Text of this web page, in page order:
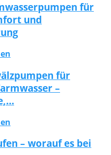
für
und
für
–
– worauf es bei